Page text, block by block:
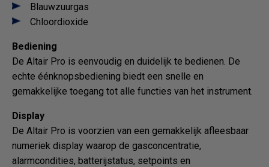
Blauwzuurgas
Chloordioxide
Bediening
De Altair Pro is eenvoudig en duidelijk te bedienen. De
echte éénknopsbediening biedt een snelle en
gemakkelijke toegang tot alle functies van het instrument.
Display
De Altair Pro is voorzien van een gemakkelijk afleesbaar
numeriek display waarop de gasconcentratie,
alarmcondities, batterijstatus, setpoints en